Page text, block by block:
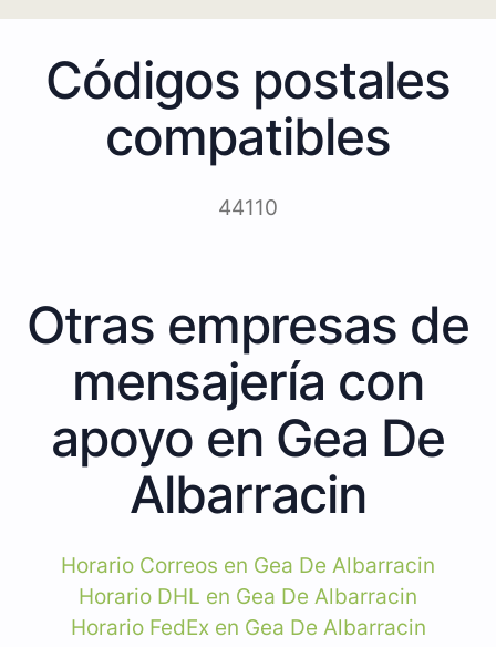
Códigos postales
compatibles
44110
Otras empresas de
mensajería con
apoyo en Gea De
Albarracin
Horario Correos en Gea De Albarracin
Horario DHL en Gea De Albarracin
Horario FedEx en Gea De Albarracin